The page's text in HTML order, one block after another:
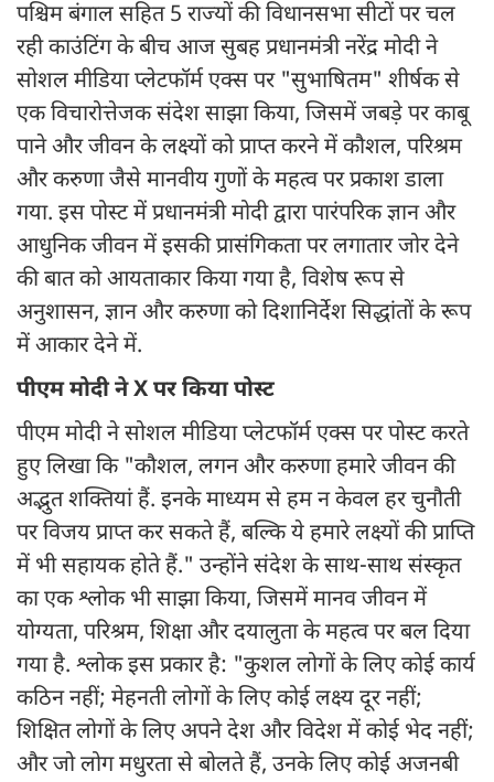
पश्चिम बंगाल सहित 5 राज्यों की विधानसभा सीटों पर चल
रही काउंटिंग के बीच आज सुबह प्रधानमंत्री नरेंद्र मोदी ने
सोशल मीडिया प्लेटफॉर्म एक्स पर "सुभाषितम" शीर्षक से
एक विचारोत्तेजक संदेश साझा किया, जिसमें जबड़े पर काबू
पाने और जीवन के लक्ष्यों को प्राप्त करने में कौशल, परिश्रम
और करुणा जैसे मानवीय गुणों के महत्व पर प्रकाश डाला
गया. इस पोस्ट में प्रधानमंत्री मोदी द्वारा पारंपरिक ज्ञान और
आधुनिक जीवन में इसकी प्रासंगिकता पर लगातार जोर देने
की बात को आयताकार किया गया है, विशेष रूप से
अनुशासन, ज्ञान और करुणा को दिशानिर्देश सिद्धांतों के रूप
में आकार देने में.
पीएम मोदी ने X पर किया पोस्ट
पीएम मोदी ने सोशल मीडिया प्लेटफॉर्म एक्स पर पोस्ट करते
हुए लिखा कि "कौशल, लगन और करुणा हमारे जीवन की
अद्भुत शक्तियां हैं. इनके माध्यम से हम न केवल हर चुनौती
पर विजय प्राप्त कर सकते हैं, बल्कि ये हमारे लक्ष्यों की प्राप्ति
में भी सहायक होते हैं." उन्होंने संदेश के साथ-साथ संस्कृत
का एक श्लोक भी साझा किया, जिसमें मानव जीवन में
योग्यता, परिश्रम, शिक्षा और दयालुता के महत्व पर बल दिया
गया है. श्लोक इस प्रकार है: "कुशल लोगों के लिए कोई कार्य
कठिन नहीं; मेहनती लोगों के लिए कोई लक्ष्य दूर नहीं;
शिक्षित लोगों के लिए अपने देश और विदेश में कोई भेद नहीं;
और जो लोग मधुरता से बोलते हैं, उनके लिए कोई अजनबी